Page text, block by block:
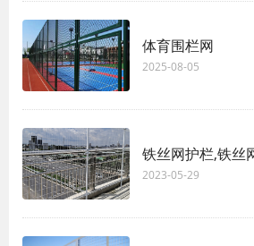
体育围栏网
2025-08-05
铁丝网护栏,铁丝
2023-05-29